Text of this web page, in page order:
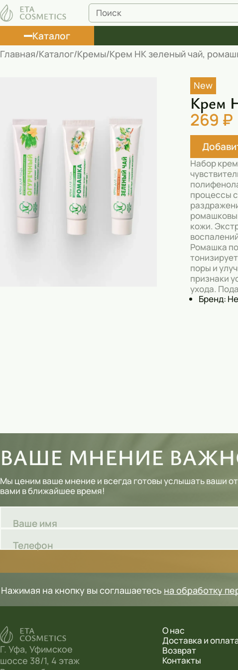
Каталог
Маски косметические
Муссы
Масла
Пена для ванны
Румяна
Скрабы
Шампуни
Тональные кремы
Основы под макияж
Сыворотки
Спреи для уборки
Мыло
Главная Каталог Кремы Крем НК зеленый чай,
New
Крем
269 ₽
Набор
процессы
кожи.
Ромашка
поры и
признаки
ухода.
Бренд:
ВАШЕ МНЕНИЕ
Мы ценим ваше мнение и всегда готовы услышать ваши
вами в ближайшее время!
Ваше имя
Телефон
Нажимая на кнопку вы соглашаетесь на обработку
Г. Уфа, Уфимское
шоссе 38/1, 4 этаж
О нас
Доставка и
Возврат
Контакты